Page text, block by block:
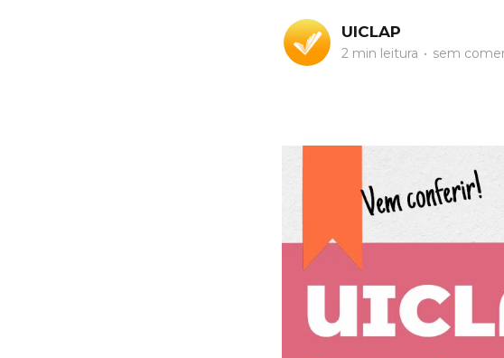
UICLAP
2 min leitura • sem